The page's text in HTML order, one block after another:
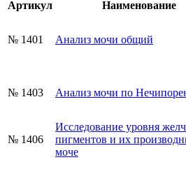
Артикул Наименование
№ 1401 Анализ мочи общий
№ 1403 Анализ мочи по
№ 1406
Исследование уровня
пигментов и их
моче